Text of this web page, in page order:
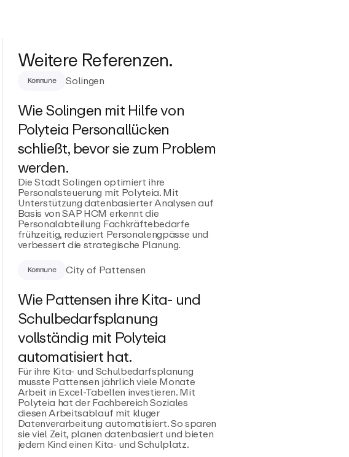
Weitere Referenzen.
Kommune Solingen
Wie Solingen mit Hilfe von
Polyteia Personallücken
schließt, bevor sie zum Problem
werden.
Die Stadt Solingen optimiert ihre
Personalsteuerung mit Polyteia. Mit
Unterstützung datenbasierter Analysen auf
Basis von SAP HCM erkennt die
Personalabteilung Fachkräftebedarfe
frühzeitig, reduziert Personalengpässe und
verbessert die strategische Planung.
Kommune City of Pattensen
Wie Pattensen ihre Kita- und
Schulbedarfsplanung
vollständig mit Polyteia
automatisiert hat.
Für ihre Kita- und Schulbedarfsplanung
musste Pattensen jährlich viele Monate
Arbeit in Excel-Tabellen investieren. Mit
Polyteia hat der Fachbereich Soziales
diesen Arbeitsablauf mit kluger
Datenverarbeitung automatisiert. So sparen
sie viel Zeit, planen datenbasiert und bieten
jedem Kind einen Kita- und Schulplatz.